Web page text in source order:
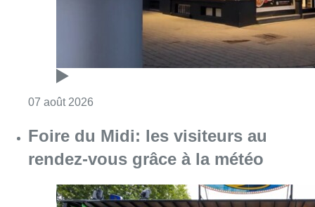
07 août 2026
Foire du Midi: les visiteurs au
rendez-vous grâce à la météo